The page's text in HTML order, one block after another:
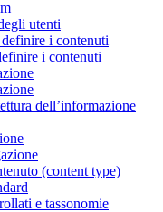
utenti
i contenuti
i contenuti
dell’informazione
(content type)
e tassonomie